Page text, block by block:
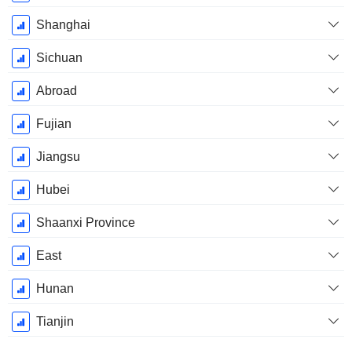
Shanghai
Sichuan
Abroad
Fujian
Jiangsu
Hubei
Shaanxi Province
East
Hunan
Tianjin